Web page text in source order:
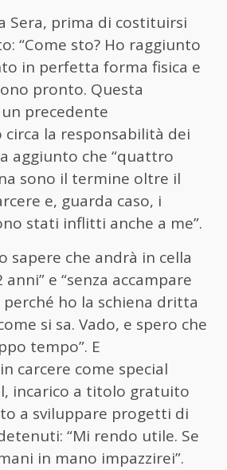
Sera, prima di costituirsi
“Come sto? Ho raggiunto
in perfetta forma fisica e
pronto. Questa
precedente
circa la responsabilità dei
aggiunto che “quattro
sono il termine oltre il
e, guarda caso, i
stati inflitti anche a me”.
sapere che andrà in cella
anni” e “senza accampare
perché ho la schiena dritta
si sa. Vado, e spero che
tempo”. E
carcere come special
incarico a titolo gratuito
a sviluppare progetti di
“Mi rendo utile. Se
in mano impazzirei”.